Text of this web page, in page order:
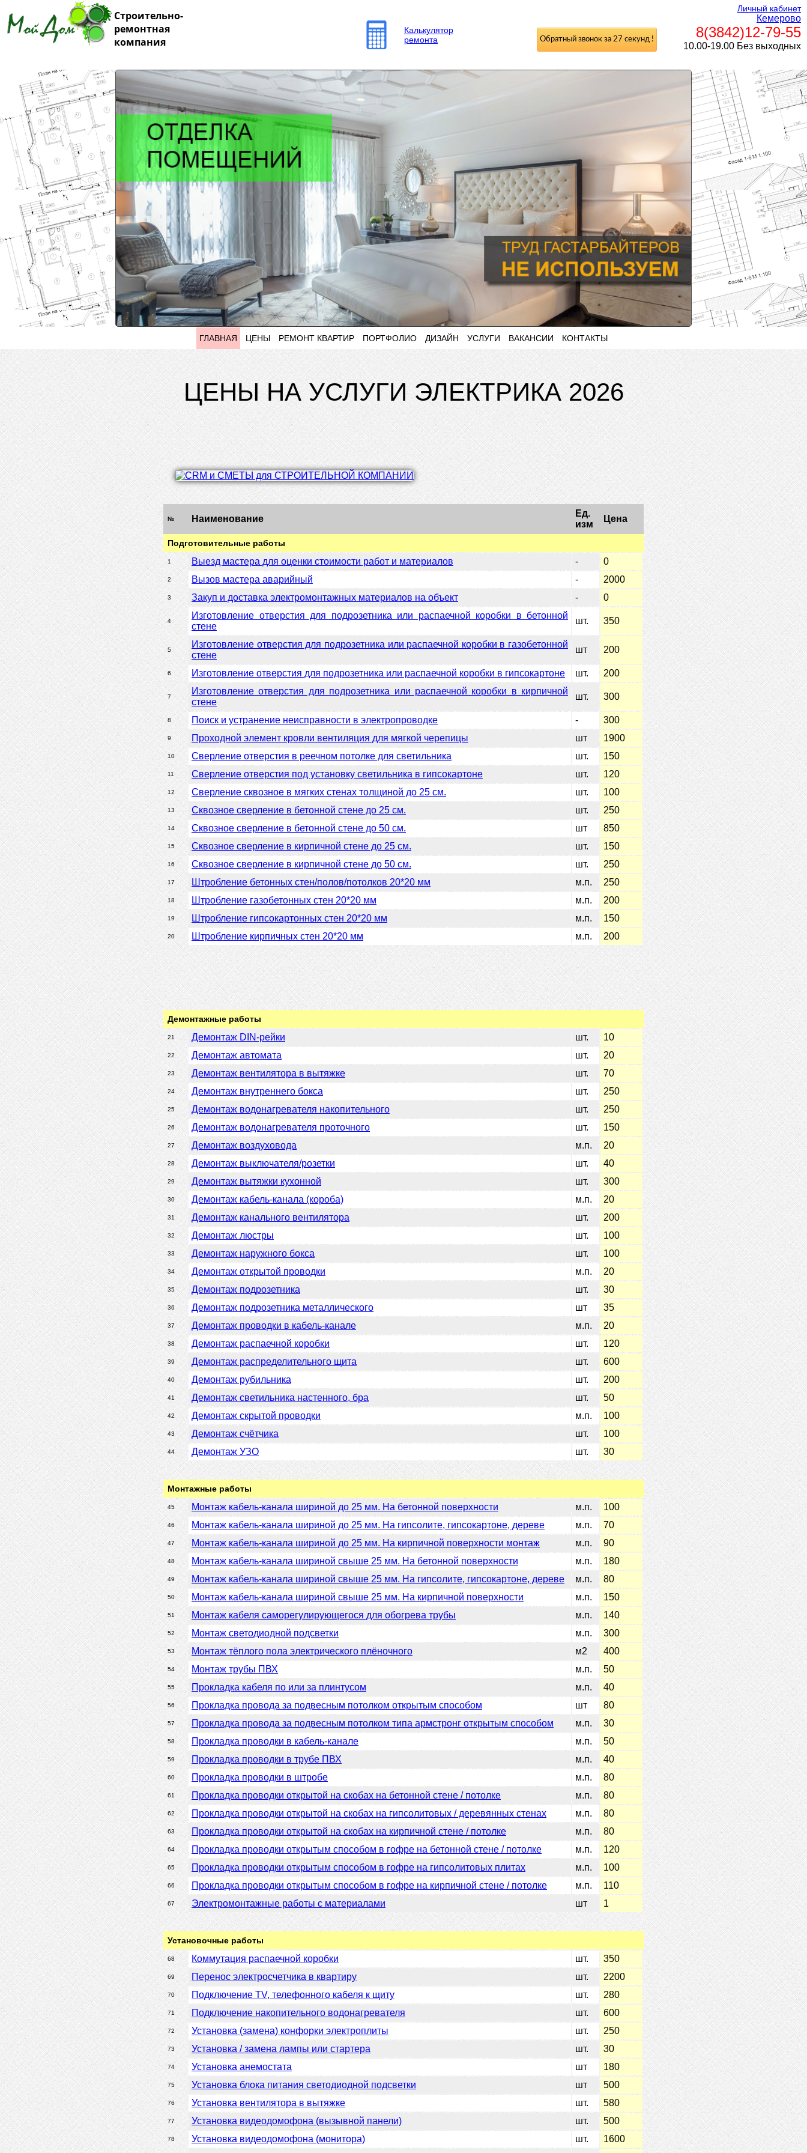
Строительно-
ремонтная
компания
Калькулятор
ремонта
Личный кабинет
Кемерово
8(3842)12-79-55
10.00-19.00 Без выходных
Обратный звонок за 27 секунд !
ГЛАВНАЯ ЦЕНЫ РЕМОНТ КВАРТИР ПОРТФОЛИО ДИЗАЙН УСЛУГИ ВАКАНСИИ КОНТАКТЫ
ЦЕНЫ НА УСЛУГИ ЭЛЕКТРИКА 2026
№ Наименование
Ед.
изм
Цена
Подготовительные работы
1 Выезд мастера для оценки стоимости работ и материалов - 0
2 Вызов мастера аварийный - 2000
3 Закуп и доставка электромонтажных материалов на объект - 0
4
Изготовление отверстия для подрозетника или распаечной коробки в бетонной
стене
шт. 350
5
Изготовление отверстия для подрозетника или распаечной коробки в газобетонной
стене
шт 200
6 Изготовление отверстия для подрозетника или распаечной коробки в гипсокартоне шт. 200
7
Изготовление отверстия для подрозетника или распаечной коробки в кирпичной
стене
шт. 300
8 Поиск и устранение неисправности в электропроводке - 300
9 Проходной элемент кровли вентиляция для мягкой черепицы шт 1900
10 Сверление отверстия в реечном потолке для светильника шт. 150
11 Сверление отверстия под установку светильника в гипсокартоне шт. 120
12 Сверление сквозное в мягких стенах толщиной до 25 см. шт. 100
13 Сквозное сверление в бетонной стене до 25 см. шт. 250
14 Сквозное сверление в бетонной стене до 50 см. шт 850
15 Сквозное сверление в кирпичной стене до 25 см. шт. 150
16 Сквозное сверление в кирпичной стене до 50 см. шт. 250
17 Штробление бетонных стен/полов/потолков 20*20 мм м.п. 250
18 Штробление газобетонных стен 20*20 мм м.п. 200
19 Штробление гипсокартонных стен 20*20 мм м.п. 150
20 Штробление кирпичных стен 20*20 мм м.п. 200
Демонтажные работы
21 Демонтаж DIN-рейки шт. 10
22 Демонтаж автомата шт. 20
23 Демонтаж вентилятора в вытяжке шт. 70
24 Демонтаж внутреннего бокса шт. 250
25 Демонтаж водонагревателя накопительного шт. 250
26 Демонтаж водонагревателя проточного шт. 150
27 Демонтаж воздуховода м.п. 20
28 Демонтаж выключателя/розетки шт. 40
29 Демонтаж вытяжки кухонной шт. 300
30 Демонтаж кабель-канала (короба) м.п. 20
31 Демонтаж канального вентилятора шт. 200
32 Демонтаж люстры шт. 100
33 Демонтаж наружного бокса шт. 100
34 Демонтаж открытой проводки м.п. 20
35 Демонтаж подрозетника шт. 30
36 Демонтаж подрозетника металлического шт 35
37 Демонтаж проводки в кабель-канале м.п. 20
38 Демонтаж распаечной коробки шт. 120
39 Демонтаж распределительного щита шт. 600
40 Демонтаж рубильника шт. 200
41 Демонтаж светильника настенного, бра шт. 50
42 Демонтаж скрытой проводки м.п. 100
43 Демонтаж счётчика шт. 100
44 Демонтаж УЗО шт. 30
Монтажные работы
45 Монтаж кабель-канала шириной до 25 мм. На бетонной поверхности м.п. 100
46 Монтаж кабель-канала шириной до 25 мм. На гипсолите, гипсокартоне, дереве м.п. 70
47 Монтаж кабель-канала шириной до 25 мм. На кирпичной поверхности монтаж м.п. 90
48 Монтаж кабель-канала шириной свыше 25 мм. На бетонной поверхности м.п. 180
49 Монтаж кабель-канала шириной свыше 25 мм. На гипсолите, гипсокартоне, дереве м.п. 80
50 Монтаж кабель-канала шириной свыше 25 мм. На кирпичной поверхности м.п. 150
51 Монтаж кабеля саморегулирующегося для обогрева трубы м.п. 140
52 Монтаж светодиодной подсветки м.п. 300
53 Монтаж тёплого пола электрического плёночного м2 400
54 Монтаж трубы ПВХ м.п. 50
55 Прокладка кабеля по или за плинтусом м.п. 40
56 Прокладка провода за подвесным потолком открытым способом шт 80
57 Прокладка провода за подвесным потолком типа армстронг открытым способом м.п. 30
58 Прокладка проводки в кабель-канале м.п. 50
59 Прокладка проводки в трубе ПВХ м.п. 40
60 Прокладка проводки в штробе м.п. 80
61 Прокладка проводки открытой на скобах на бетонной стене / потолке м.п. 80
62 Прокладка проводки открытой на скобах на гипсолитовых / деревянных стенах м.п. 80
63 Прокладка проводки открытой на скобах на кирпичной стене / потолке м.п. 80
64 Прокладка проводки открытым способом в гофре на бетонной стене / потолке м.п. 120
65 Прокладка проводки открытым способом в гофре на гипсолитовых плитах м.п. 100
66 Прокладка проводки открытым способом в гофре на кирпичной стене / потолке м.п. 110
67 Электромонтажные работы с материалами шт 1
Установочные работы
68 Коммутация распаечной коробки шт. 350
69 Перенос электросчетчика в квартиру шт. 2200
70 Подключение TV, телефонного кабеля к щиту шт. 280
71 Подключение накопительного водонагревателя шт. 600
72 Установка (замена) конфорки электроплиты шт. 250
73 Установка / замена лампы или стартера шт. 30
74 Установка анемостата шт 180
75 Установка блока питания светодиодной подсветки шт 500
76 Установка вентилятора в вытяжке шт. 580
77 Установка видеодомофона (вызывной панели) шт. 500
78 Установка видеодомофона (монитора) шт.
1600